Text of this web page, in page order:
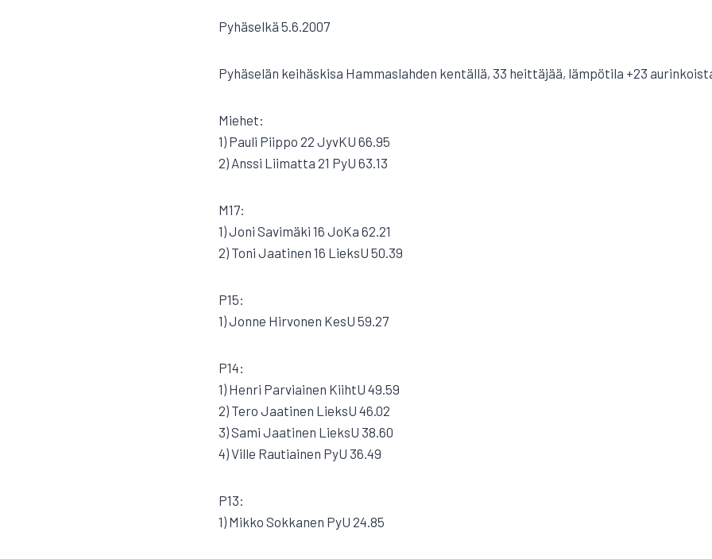
Pyhäselkä 5.6.2007
Pyhäselän keihäskisa Hammaslahden kentällä, 33 heittäjää, lämpötila +23
Miehet:
1) Pauli Piippo 22 JyvKU 66.95
2) Anssi Liimatta 21 PyU 63.13
M17:
1) Joni Savimäki 16 JoKa 62.21
2) Toni Jaatinen 16 LieksU 50.39
P15:
1) Jonne Hirvonen KesU 59.27
P14:
1) Henri Parviainen KiihtU 49.59
2) Tero Jaatinen LieksU 46.02
3) Sami Jaatinen LieksU 38.60
4) Ville Rautiainen PyU 36.49
P13:
1) Mikko Sokkanen PyU 24.85